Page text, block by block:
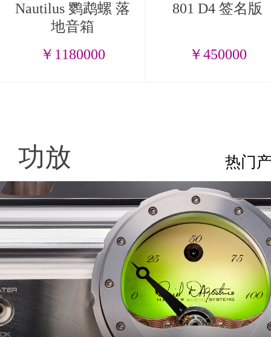
Nautilus 鹦鹉螺 落
地音箱
￥1180000
801 D4 签名版
￥450000
功放 热门